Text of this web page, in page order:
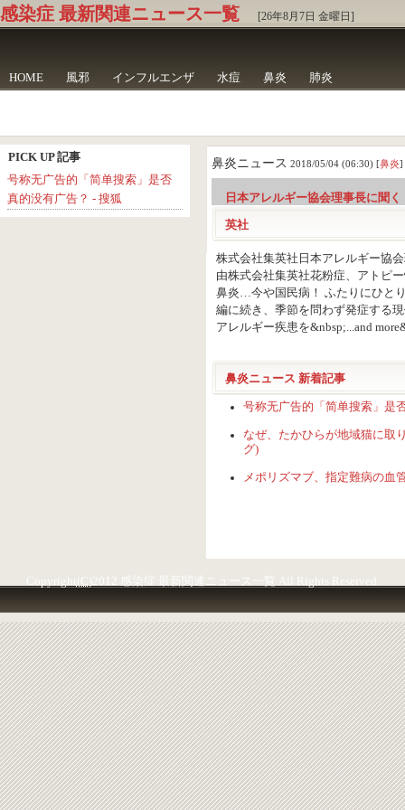
感染症 最新関連ニュース一覧 [26年8月7日 金曜日]
HOME 風邪 インフルエンザ 水痘 鼻炎 肺炎
鼻炎ニュース 2018/05/04 (06:30) [鼻炎]
日本アレルギー協会理事長に聞
英社
株式会社集英社日本アレルギー協
由株式会社集英社花粉症、アトピ
鼻炎…今や国民病！ ふたりにひと
編に続き、季節を問わず発症する
アレルギー疾患を&nbsp;...and
鼻炎ニュース 新着記事
号称无广告的「简单搜索」是
なぜ、たかひらが地域猫に取
グ)
メポリズマブ、指定難病の血
PICK UP 記事
号称无广告的「简单搜索」是否
真的没有广告？ - 搜狐
Copyright (C)2012 感染症 最新関連ニュース一覧 All Rights Reserved.